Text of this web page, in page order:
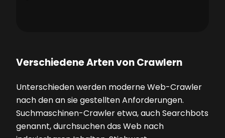
Verschiedene Arten von Crawlern
Unterschieden werden moderne Web-Crawler
nach den an sie gestellten Anforderungen.
Suchmaschinen-Crawler etwa, auch Searchbots
genannt, durchsuchen das Web nach